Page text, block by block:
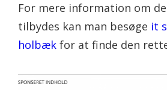
For mere information om
tilbydes kan man besøge it
holbæk for at finde den